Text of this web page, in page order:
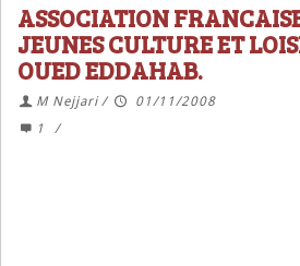
ASSOCIATION
JEUNES CULTURE ET
OUED EDDAHAB.
M Nejjari /
01/11/2008
1
/